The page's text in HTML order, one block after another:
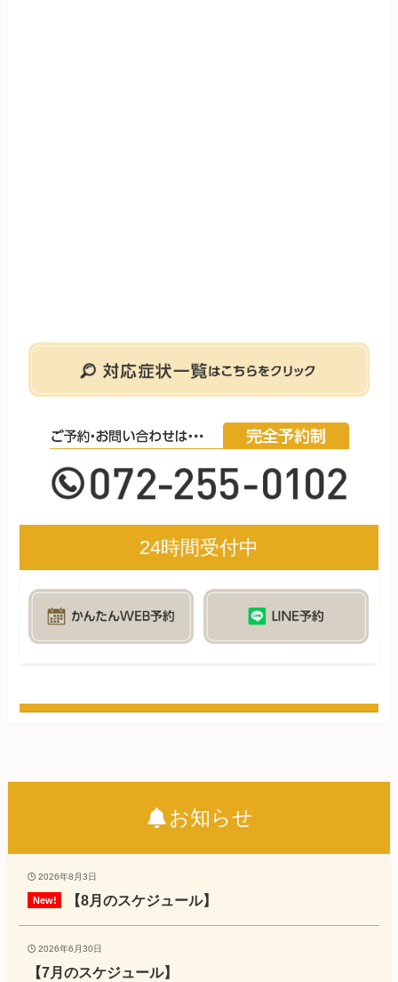
24時間受付中
お知らせ
2026年8月3日
【8月のスケジュール】
2026年6月30日
【7月のスケジュール】